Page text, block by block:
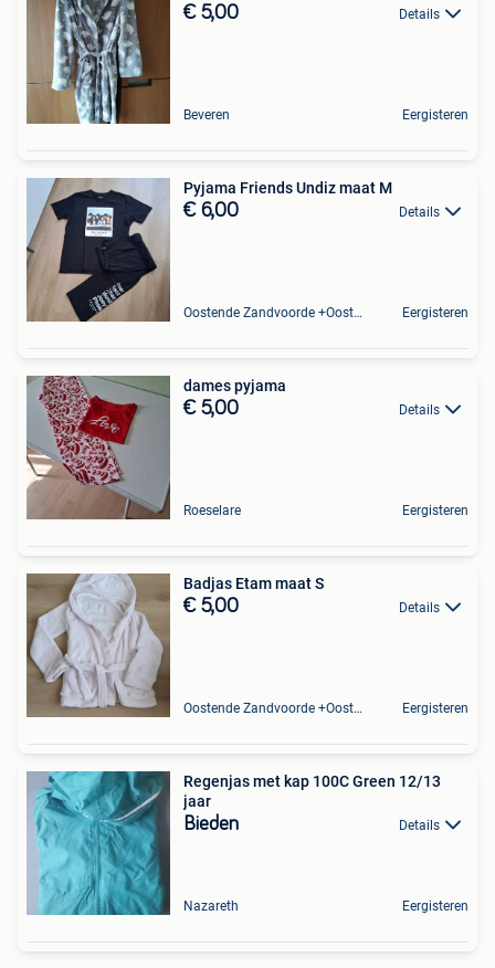
€ 5,00 Details
Beveren Eergisteren
Pyjama Friends Undiz maat M
€ 6,00 Details
Oostende Zandvoorde +Oostende Eergisteren
dames pyjama
€ 5,00 Details
Roeselare Eergisteren
Badjas Etam maat S
€ 5,00 Details
Oostende Zandvoorde +Oostende Eergisteren
Regenjas met kap 100C Green 12/13
jaar
Bieden Details
Nazareth Eergisteren